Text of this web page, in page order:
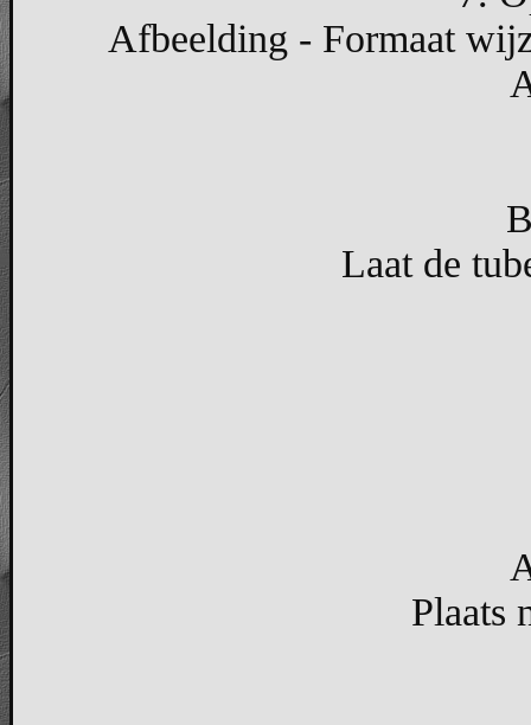
Afbeelding - Formaat
Laat de
Plaats